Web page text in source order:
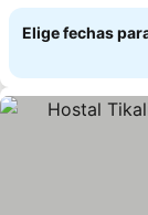
Elige fechas